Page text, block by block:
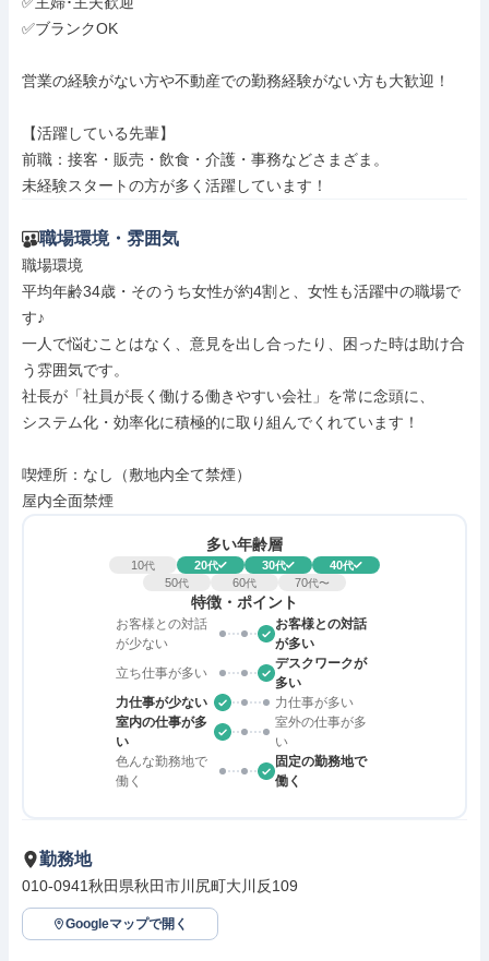
✅ブランクOK
営業の経験がない方や不動産での勤務経験がない方も大歓迎！
【活躍している先輩】
前職：接客・販売・飲食・介護・事務などさまざま。
未経験スタートの方が多く活躍しています！
職場環境・雰囲気
職場環境
平均年齢34歳・そのうち女性が約4割と、女性も活躍中の職場で
す♪
一人で悩むことはなく、意見を出し合ったり、困った時は助け合
う雰囲気です。
社長が「社員が長く働ける働きやすい会社」を常に念頭に、
システム化・効率化に積極的に取り組んでくれています！
喫煙所：なし（敷地内全て禁煙）
屋内全面禁煙
多い年齢層
10代 20代 30代 40代
50代 60代 70代〜
特徴・ポイント
お客様との対話
が少ない
お客様との対話
が多い
立ち仕事が多い
デスクワークが
多い
力仕事が少ない
力仕事が多い
室内の仕事が多
い
室外の仕事が多
い
色んな勤務地で
働く
固定の勤務地で
働く
勤務地
010-0941秋田県秋田市川尻町大川反109
Googleマップで開く